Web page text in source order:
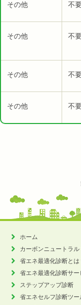
その他 不
その他 不
その他 不
その他 不
ホーム
カーボンニュートラル
省エネ最適化診断とは
省エネ最適化診断サー
ステップアップ診断
省エネセルフ診断ツー